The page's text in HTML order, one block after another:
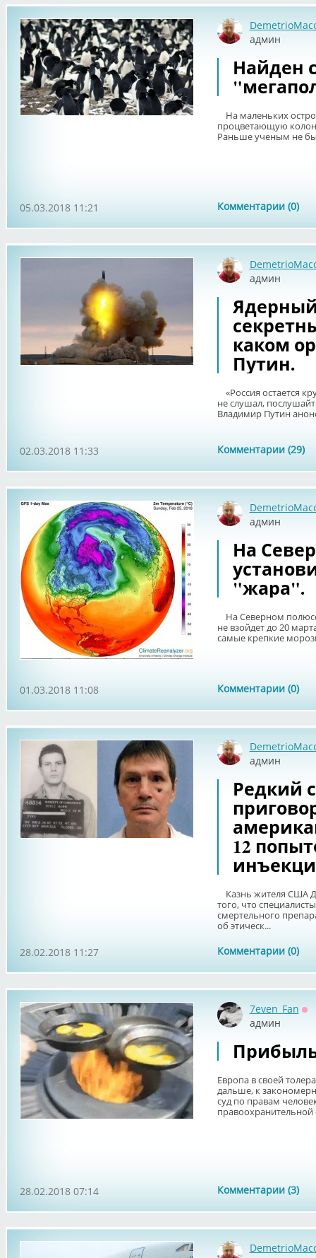
админ
Найден
На маленьких
процветающую
Раньше ученым не
Комментарии (0)
05.03.2018 11:21
админ
каком
Путин.
«Россия остается
не слушал,
Владимир Путин
Комментарии (29)
02.03.2018 11:33
админ
На
"жара".
На Северном
не взойдет до 20
самые крепкие
Комментарии (0)
01.03.2018 11:08
админ
Редкий
12
Казнь жителя США
того, что
смертельного
об этическ...
Комментарии (0)
28.02.2018 11:27
7even_Fan
админ
Европа в своей
дальше, к
суд по правам
правоохранительной
Комментарии (3)
28.02.2018 07:14